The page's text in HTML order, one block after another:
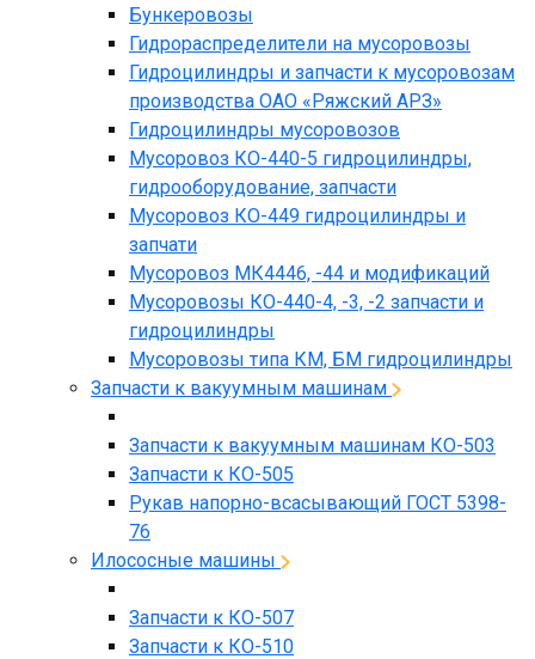
Бункеровозы
Гидрораспределители на мусоровозы
Гидроцилиндры и запчасти к мусоровозам
производства ОАО «Ряжский АРЗ»
Гидроцилиндры мусоровозов
Мусоровоз КО-440-5 гидроцилиндры,
гидрооборудование, запчасти
Мусоровоз КО-449 гидроцилиндры и
запчати
Мусоровоз МК4446, -44 и модификаций
Мусоровозы КО-440-4, -3, -2 запчасти и
гидроцилиндры
Мусоровозы типа КМ, БМ гидроцилиндры
Запчасти к вакуумным машинам
Запчасти к вакуумным машинам КО-503
Запчасти к КО-505
Рукав напорно-всасывающий ГОСТ 5398-
76
Илососные машины
Запчасти к КО-507
Запчасти к КО-510